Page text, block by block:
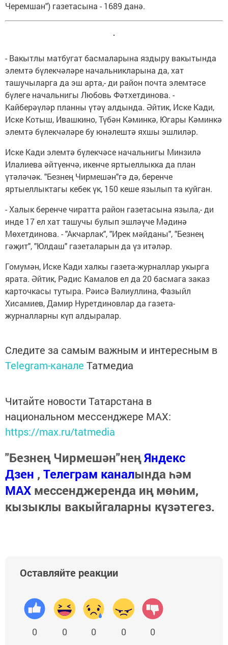
Черемшан") газетасына - 1689 данә.
- Вакытлы матбугат басмаларына яздыру вакытында
элемтә бүлекчәләре начальникларына да, хат
ташучыларга да эш арта,- ди район почта элемтәсе
бүлеге начальнигы Любовь Фәтхетдинова. -
Кайберәүләр планны үтәү алдында. Әйтик, Иске Кади,
Иске Котыш, Ивашкино, Түбән Кәминкә, Югары Кәминкә
элемтә бүлекчәләре бу юнәлештә яхшы эшлиләр.
Иске Кади элемтә бүлекчәсе начальнигы Минзилә
Илалиева әйтүенчә, икенче яртыеллыкка да план
үтәләчәк. "Безнең Чирмешән"гә дә, беренче
яртыеллыктагы кебек үк, 150 кеше язылып та куйган.
- Халык беренче чиратта район газетасына языла,- ди
инде 17 ел хат ташучы булып эшләүче Мәдинә
Мөхетдинова. - "Акчарлак", "Ирек мәйданы", "Безнең
гәҗит", "Юлдаш" газеталарын да үз итәләр.
Гомумән, Иске Кади халкы газета-журналлар укырга
ярата. Әйтик, Рәдис Камалов ел да 20 басмага заказ
карточкасы тутыра. Рәисә Вәлиуллина, Фазыйл
Хисамиев, Дамир Нуретдиновлар да газета-
журналларны күп алдыралар.
Следите за самым важным и интересным в
Telegram-канале Татмедиа
Читайте новости Татарстана в
национальном мессенджере MАХ:
https://max.ru/tatmedia
"Безнең Чирмешән"неңЯндекс
Дзен , Телеграм каналында һәм
МАХ мессенджеренда иң мөһим,
кызыклы вакыйгаларны күзәтегез.
Оставляйте реакции
0 0 0 0 0